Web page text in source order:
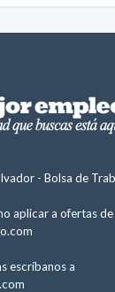
- Bolsa de
aplicar a ofertas
escríbanos a